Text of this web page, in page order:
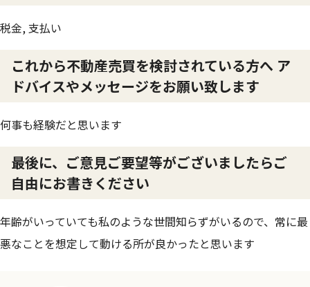
税金, 支払い
これから不動産売買を検討されている方へ ア
ドバイスやメッセージをお願い致します
何事も経験だと思います
最後に、ご意見ご要望等がございましたらご
自由にお書きください
年齢がいっていても私のような世間知らずがいるので、常に最
悪なことを想定して動ける所が良かったと思います